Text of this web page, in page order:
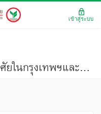
คาดกิจกรรมการซื้อที่อยู่อาศัยในกรุงเทพฯและปริมณฑลปี 2564 หดตัวต่อเนื่องเป็นปีที่ 3 (กระแสทรรศน์ ฉบับที่ 3228)
เข้าสู่ระบบ